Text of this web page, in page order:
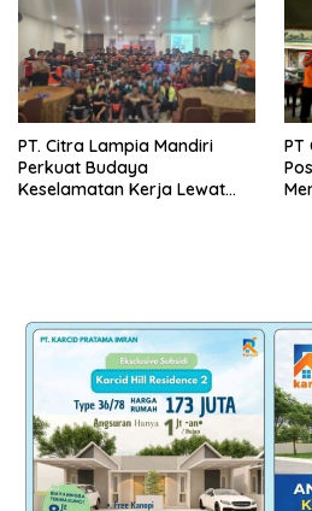
PT. Citra Lampia Mandiri
Perkuat Budaya
Keselamatan Kerja Lewat
PT